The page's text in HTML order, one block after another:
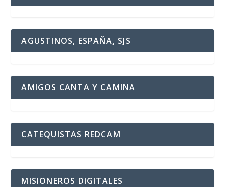
AGUSTINOS, ESPAÑA, SJS
AMIGOS CANTA Y CAMINA
CATEQUISTAS REDCAM
MISIONEROS DIGITALES